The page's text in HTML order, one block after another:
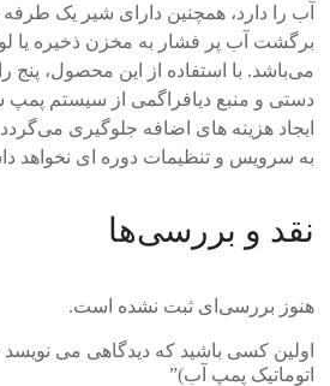
آب را دارد، همچنین دارای شیر یک
برگشت آب پر فشار به مخزن ذخیره یا
می‌باشد. با استفاده از این محصول، پنج
دستی و منبع دیافراگمی از سیستم پمپ
ایجاد هزینه های اضافه جلوگیری می‌گردد.
به سرویس و تنظیمات دوره ای نخواهد
نقد و بررسی‌ها
هنوز بررسی‌ای ثبت نشده است.
اولین کسی باشید که دیدگاهی می
اتوماتیک پمپ آب)”